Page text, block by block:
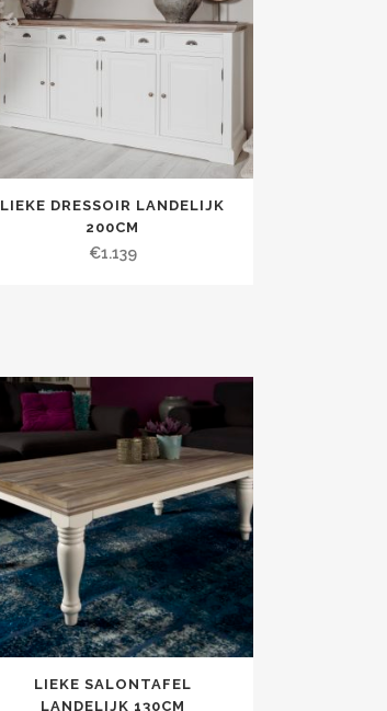
LIEKE DRESSOIR LANDELIJK
200CM
€1.139
LIEKE SALONTAFEL
LANDELIJK 130CM